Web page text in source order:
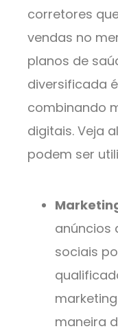
corretores
vendas no
planos de
diversificada
combinando
digitais. Veja
podem ser
anúncios
sociais
maneira